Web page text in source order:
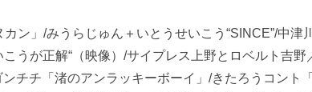
ン」/みうらじゅん＋いとうせいこう“SINCE”/中
うが正解“（映像）/サイプレス上野とロベルト吉
チチ「渚のアンラッキーボーイ」/きたろうコント